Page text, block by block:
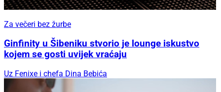
Za večeri bez žurbe
Ginfinity u Šibeniku stvorio je lounge iskustvo
kojem se gosti uvijek vraćaju
Uz Fenixe i chefa Dina Bebića